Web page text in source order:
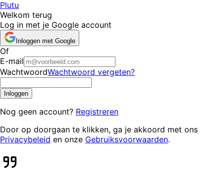
Plutu
Welkom terug
Log in met je Google account
Inloggen met Google
Of
E-mail
WachtwoordWachtwoord vergeten?
Inloggen
Nog geen account? Registreren
Door op doorgaan te klikken, ga je akkoord met ons
Privacybeleid en onze Gebruiksvoorwaarden.